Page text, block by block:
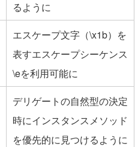
るように
エスケープ文字（\x1b）を
表すエスケープシーケンス
\eを利用可能に
デリゲートの自然型の決定
時にインスタンスメソッド
を優先的に見つけるように